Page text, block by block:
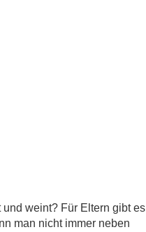
weint? Für Eltern gibt es
man nicht immer neben